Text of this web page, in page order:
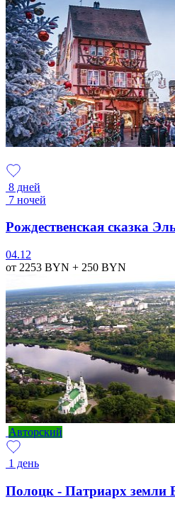
8 дней
7 ночей
Рождественская сказка
04.12
от 2253 BYN + 250 BYN
Авторский
1 день
Полоцк - Патриарх земли